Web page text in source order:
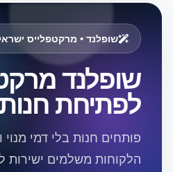
שופלנד • מרקטפלייס
שופלנד
לפתיחת חנות
פותחים חנות בלי דמי מנוי